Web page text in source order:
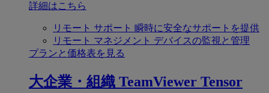
詳細はこちら
リモート サポート 瞬時に安全なサポートを提供
リモート マネジメント デバイスの監視と管理
プランと価格表を見る
大企業・組織 TeamViewer Tensor